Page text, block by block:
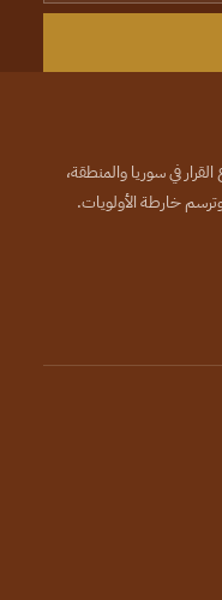
في سوريا والمنطقة،
خارطة الأولويات.